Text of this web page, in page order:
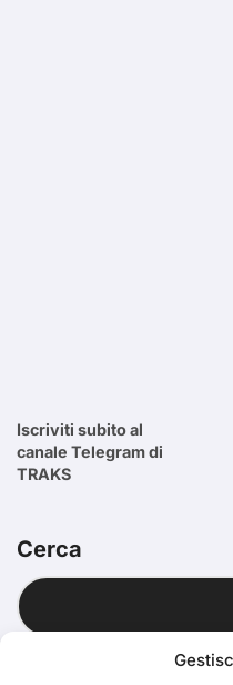
Iscriviti subito al
canale Telegram di
TRAKS
Cerca